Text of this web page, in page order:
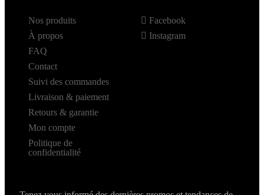
Nos produits
À propos
FAQ
Contact
Suivi des commandes
Livraison & paiement
Retours & garantie
Mon compte
Politique de
confidentialité
Facebook
Instagram